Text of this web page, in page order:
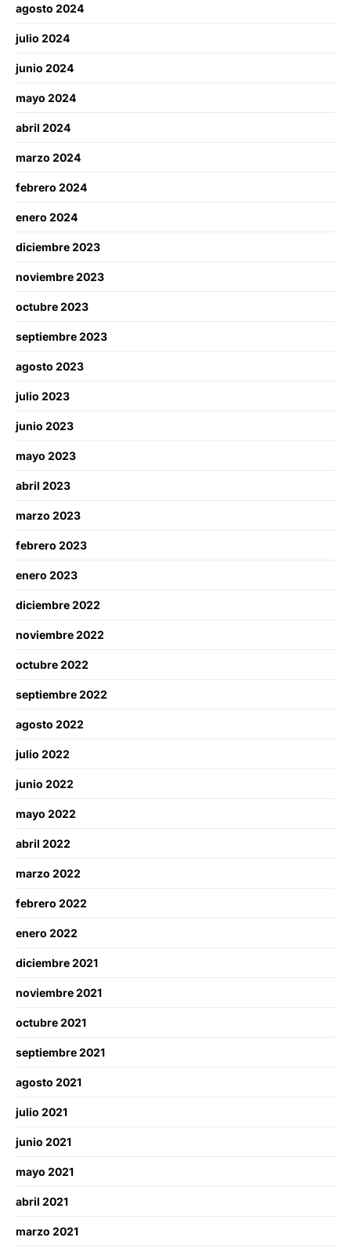
agosto 2024
julio 2024
junio 2024
mayo 2024
abril 2024
marzo 2024
febrero 2024
enero 2024
diciembre 2023
noviembre 2023
octubre 2023
septiembre 2023
agosto 2023
julio 2023
junio 2023
mayo 2023
abril 2023
marzo 2023
febrero 2023
enero 2023
diciembre 2022
noviembre 2022
octubre 2022
septiembre 2022
agosto 2022
julio 2022
junio 2022
mayo 2022
abril 2022
marzo 2022
febrero 2022
enero 2022
diciembre 2021
noviembre 2021
octubre 2021
septiembre 2021
agosto 2021
julio 2021
junio 2021
mayo 2021
abril 2021
marzo 2021